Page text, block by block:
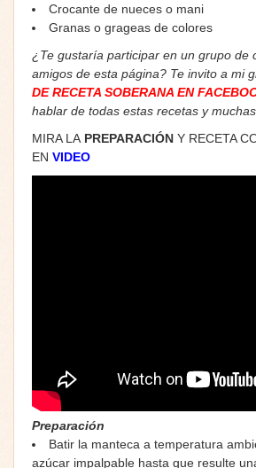
Crocante de nueces o mani
Granas o grageas de colores
¿Te gustaría participar en un grupo de
amigos de esta página? Te invito a mi
DE RECETA SOBERANA EN
hablar de todas estas recetas y muchas
MIRA LA PREPARACIÓN Y RECETA
EN VIDEO
Preparación
Batir la manteca a temperatura
azúcar impalpable hasta que resulte